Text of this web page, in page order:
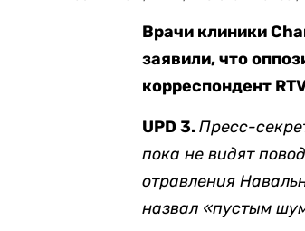
Врачи клиники
заявили, что
корреспондент
UPD 3.Пресс-
пока не видят
отравления
назвал «пустым